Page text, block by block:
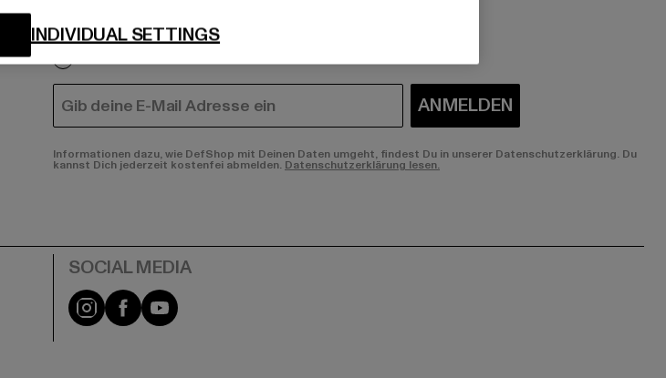
MÄNNER
FRAUEN
E-MAIL ANMELDEN
Informationen dazu, wie DefShop mit Deinen Daten umgeht, findest Du in unserer Datenschutzerklärung. Du
kannst Dich jederzeit kostenfei abmelden.Datenschutzerklärung lesen.
Instagram
FacebookYouTube
INDIVIDUAL SETTINGS